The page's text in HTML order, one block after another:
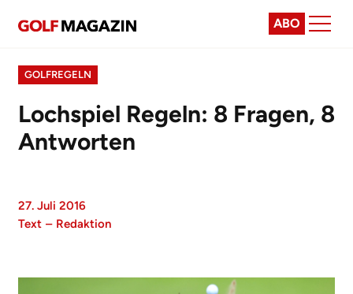
ABO
GOLFREGELN
Lochspiel Regeln: 8 Fragen, 8
Antworten
27. Juli 2016
Text – Redaktion